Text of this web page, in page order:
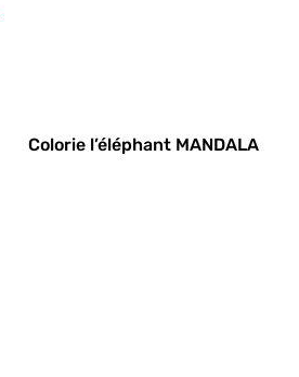
Colorie l’éléphant MANDALA